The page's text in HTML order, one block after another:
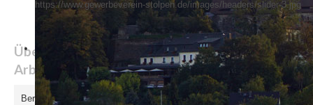
https://www.gewerbeverein-stolpen.de/images/headers/slider-3.jpg
Über das "Du" zwischen Chef und
Arbeitnehmern
Bernd Müller-Kaller